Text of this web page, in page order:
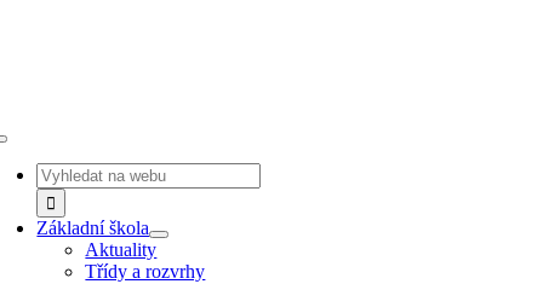
Search
for:
Základní škola
Aktuality
Třídy a rozvrhy